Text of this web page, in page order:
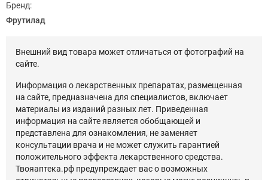
Бренд:
Фрутилад
Внешний вид товара может отличаться от фотографий на
сайте.
Информация о лекарственных препаратах, размещенная
на сайте, предназначена для специалистов, включает
материалы из изданий разных лет. Приведенная
информация на сайте является обобщающей и
представлена для ознакомления, не заменяет
консультации врача и не может служить гарантией
положительного эффекта лекарственного средства.
Твояаптека.рф предупреждает вас о возможных